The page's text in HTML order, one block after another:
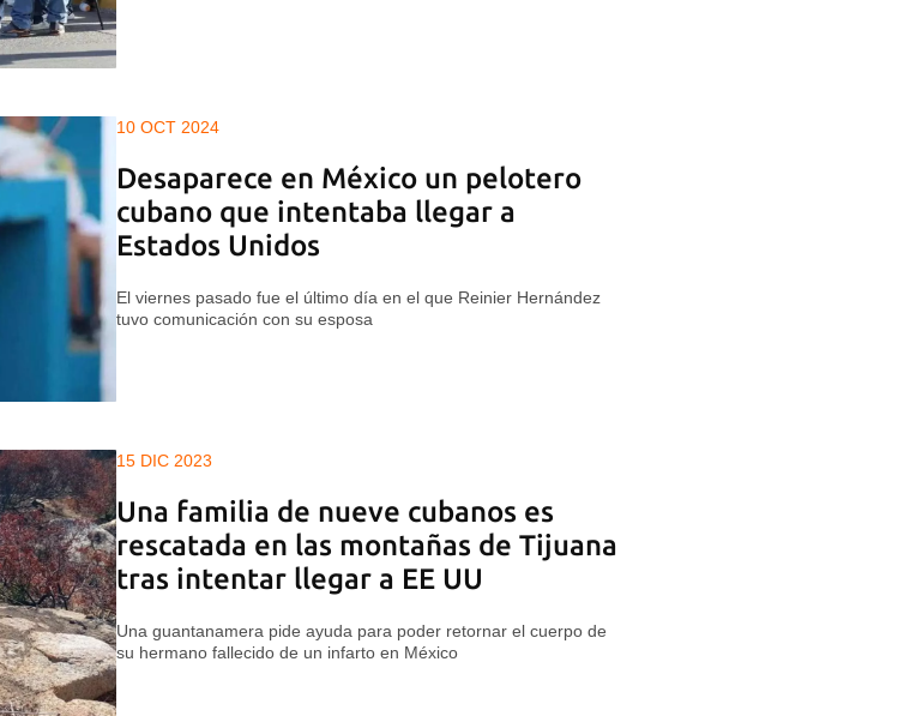
10 OCT 2024
Desaparece en México un pelotero
cubano que intentaba llegar a
Estados Unidos
El viernes pasado fue el último día en el que Reinier Hernández
tuvo comunicación con su esposa
15 DIC 2023
Una familia de nueve cubanos es
rescatada en las montañas de Tijuana
tras intentar llegar a EE UU
Una guantanamera pide ayuda para poder retornar el cuerpo de
su hermano fallecido de un infarto en México